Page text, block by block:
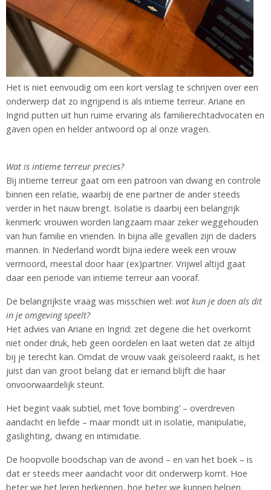
Het is niet eenvoudig om een kort verslag te schrijven over een
onderwerp dat zo ingrijpend is als intieme terreur. Ariane en
Ingrid putten uit hun ruime ervaring als familierechtadvocaten en
gaven open en helder antwoord op al onze vragen.
Wat is intieme terreur precies?
Bij intieme terreur gaat om een patroon van dwang en controle
binnen een relatie, waarbij de ene partner de ander steeds
verder in het nauw brengt. Isolatie is daarbij een belangrijk
kenmerk: vrouwen worden langzaam maar zeker weggehouden
van hun familie en vrienden. In bijna alle gevallen zijn de daders
mannen. In Nederland wordt bijna iedere week een vrouw
vermoord, meestal door haar (ex)partner. Vrijwel altijd gaat
daar een periode van intieme terreur aan vooraf.
De belangrijkste vraag was misschien wel: wat kun je doen als dit
in je omgeving speelt?
Het advies van Ariane en Ingrid: zet degene die het overkomt
niet onder druk, heb geen oordelen en laat weten dat ze altijd
bij je terecht kan. Omdat de vrouw vaak geïsoleerd raakt, is het
juist dan van groot belang dat er iemand blijft die haar
onvoorwaardelijk steunt.
Het begint vaak subtiel, met ‘love bombing’ – overdreven
aandacht en liefde – maar mondt uit in isolatie, manipulatie,
gaslighting, dwang en intimidatie.
De hoopvolle boodschap van de avond – en van het boek – is
dat er steeds meer aandacht voor dit onderwerp komt. Hoe
beter we het leren herkennen, hoe beter we kunnen helpen.